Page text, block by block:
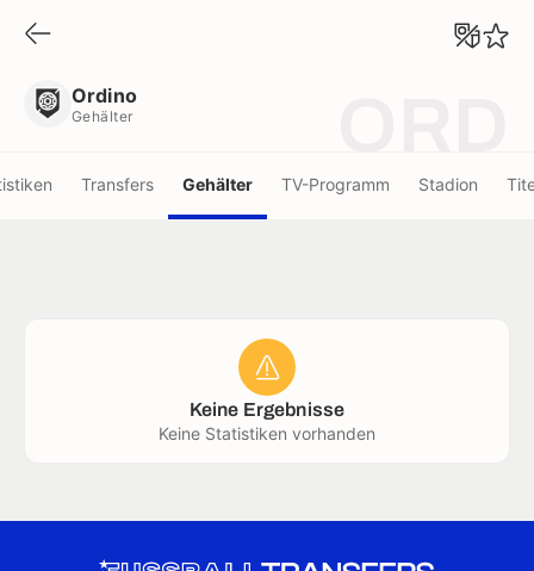
Ordino
Gehälter
Transfers Gehälter TV-Programm Stadion
Keine Ergebnisse
Keine Statistiken vorhanden